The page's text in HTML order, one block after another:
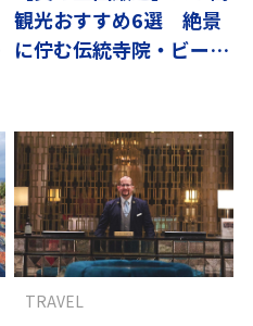
観光おすすめ6選 絶景
に佇む伝統寺院・ビーチ
TRAVEL